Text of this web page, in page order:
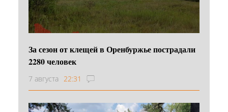
За сезон от клещей в Оренбуржье пострадали
2280 человек
7 августа 22:31